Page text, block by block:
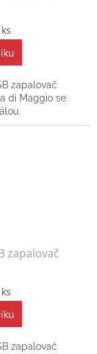
zapalovač
di Maggio se
zapalovač
zapalovač